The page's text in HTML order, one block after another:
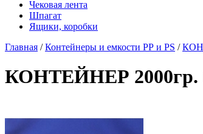
Чековая лента
Шпагат
Ящики, коробки
Главная /Контейнеры и емкости РР и PS /
КОНТЕЙНЕР